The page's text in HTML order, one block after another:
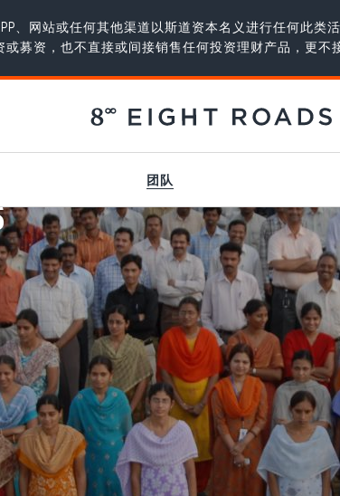
、网站或任何其他渠道以斯道资本名义进行任何此
募资，也不直接或间接销售任何投资理财产品，更不
团队